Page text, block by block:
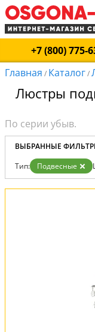
+7 (800) 775-
Главная / Каталог/
Люстры
ВЫБРАННЫЕ
Тип: Подвесные